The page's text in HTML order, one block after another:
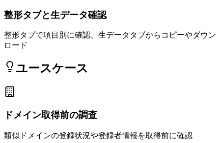
整形タブと生データ確認
整形タブで項目別に確認、生データタブからコピーやダウン
ロード
ユースケース
ドメイン取得前の調査
類似ドメインの登録状況や登録者情報を取得前に確認